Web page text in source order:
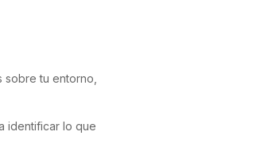
tu entorno,
identificar lo que